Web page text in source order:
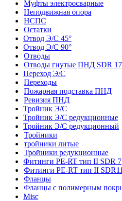
Муфты электросварные
Неподвижная опора
НСПС
Остатки
Отвод Э/С 45°
Отвод Э/С 90°
Отводы
Отводы гнутые ПНД SDR 17
Переход Э/С
Переходы
Пожарная подставка ПНД
Ревизия ПНД
Тройник Э/С
Тройник Э/С редукционные
Тройник Э/С редукционный
Тройники
тройники литые
Тройники редукционные
Фитинги PE-RT тип II SDR 7
Фитинги PE-RT тип II SDR11
Фланцы
Фланцы с полимерным
Misc